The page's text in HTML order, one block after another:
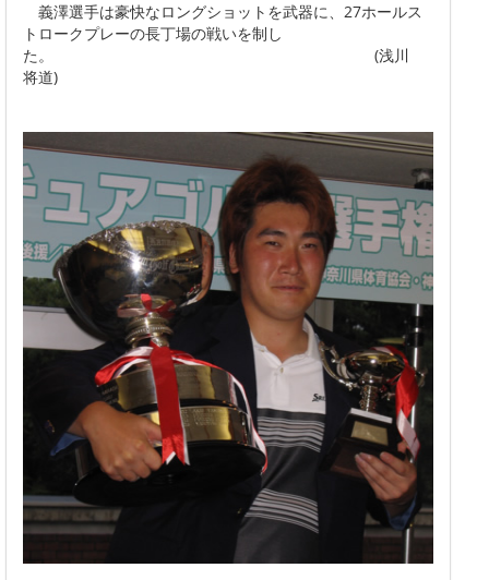
義澤選手は豪快なロングショットを武器に、27ホールス
トロークプレーの長丁場の戦いを制し
た。 (浅川
将道)